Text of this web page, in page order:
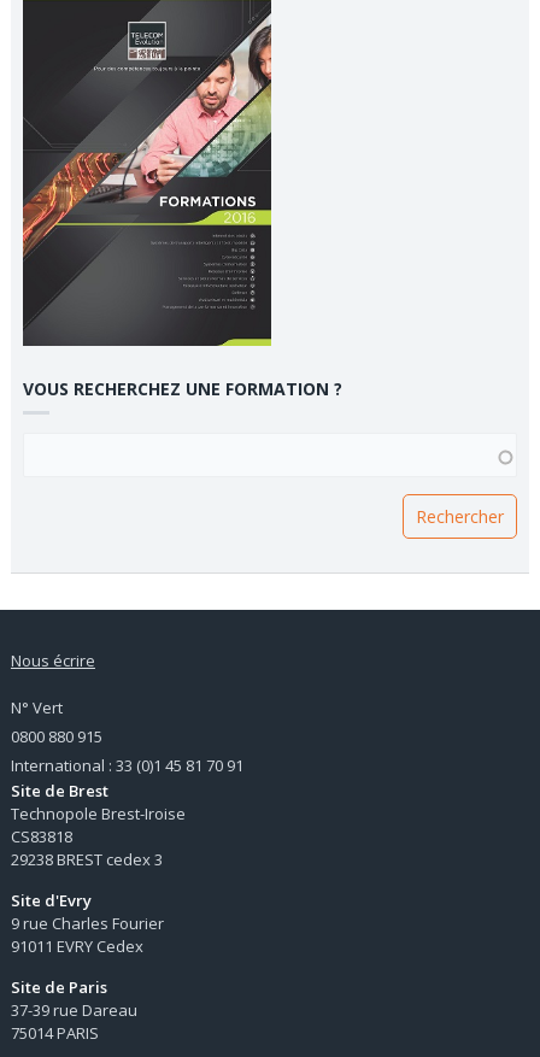
VOUS RECHERCHEZ UNE FORMATION ?
Nous écrire
N° Vert
0800 880 915
International : 33 (0)1 45 81 70 91
Site de Brest
Technopole Brest-Iroise
CS83818
29238 BREST cedex 3
Site d'Evry
9 rue Charles Fourier
91011 EVRY Cedex
Site de Paris
37-39 rue Dareau
75014 PARIS